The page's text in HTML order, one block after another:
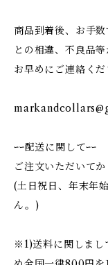
商品到着後、お手
との相違、不良品
お早めにご連絡くだ
ｰｰ配送に関してｰｰ
ご注文いただいて
(土日祝日、年末年
ん。)
※1)送料に関しまし